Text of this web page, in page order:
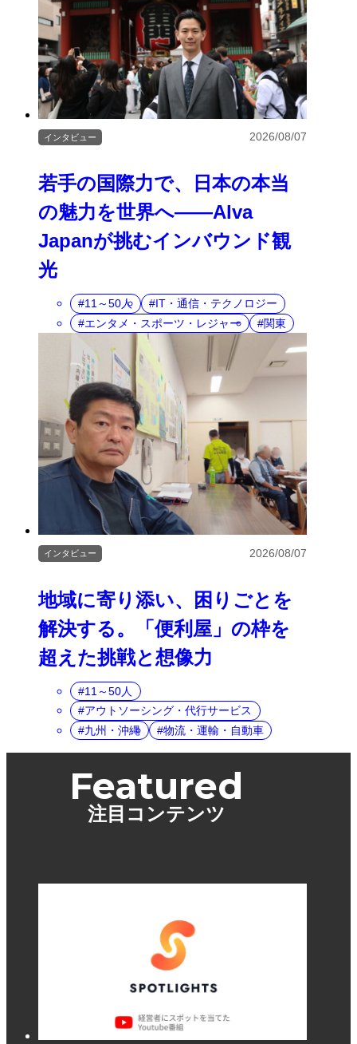
若手の国際力で、日本の本当
の魅力を世界へ――Alva
Japanが挑むインバウンド観
光
インタビュー 2026/08/07
11～50人
IT・通信・テクノロジー
エンタメ・スポーツ・レジャー
関東
地域に寄り添い、困りごとを
解決する。「便利屋」の枠を
超えた挑戦と想像力
インタビュー 2026/08/07
11～50人
アウトソーシング・代行サービス
九州・沖縄
物流・運輸・自動車
Featured
注目コンテンツ